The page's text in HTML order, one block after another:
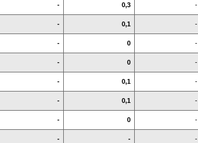
- 0,3 -
- 0,1 -
- 0 -
- 0 -
- 0,1 -
- 0,1 -
- 0 -
- - -